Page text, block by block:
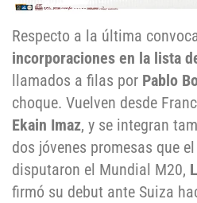
Respecto a la última
incorporaciones en la lista
llamados a filas por Pablo
choque. Vuelven desde
Ekain Imaz, y se integran
dos jóvenes promesas que
disputaron el Mundial M20,
firmó su debut ante Suiza